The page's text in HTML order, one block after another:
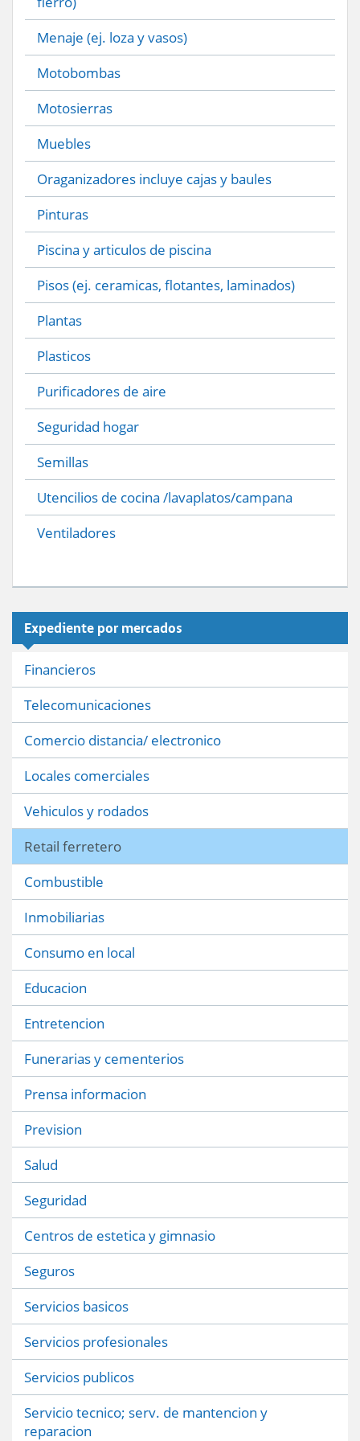
Menaje (ej. loza y vasos)
Motobombas
Motosierras
Muebles
Oraganizadores incluye cajas y baules
Pinturas
Piscina y articulos de piscina
Pisos (ej. ceramicas, flotantes, laminados)
Plantas
Plasticos
Purificadores de aire
Seguridad hogar
Semillas
Utencilios de cocina /lavaplatos/campana
Ventiladores
Expediente por mercados
Financieros
Telecomunicaciones
Comercio distancia/ electronico
Locales comerciales
Vehiculos y rodados
Retail ferretero
Combustible
Inmobiliarias
Consumo en local
Educacion
Entretencion
Funerarias y cementerios
Prensa informacion
Prevision
Salud
Seguridad
Centros de estetica y gimnasio
Seguros
Servicios basicos
Servicios profesionales
Servicios publicos
Servicio tecnico; serv. de mantencion y
reparacion